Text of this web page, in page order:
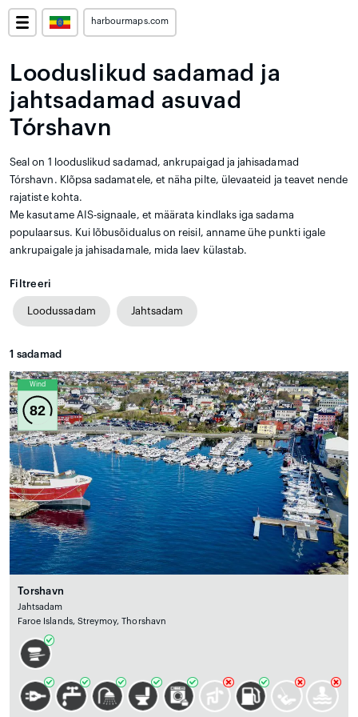
harbourmaps.com
Looduslikud sadamad ja
jahtsadamad asuvad
Tórshavn
Seal on 1 looduslikud sadamad, ankrupaigad ja jahisadamad
Tórshavn. Klõpsa sadamatele, et näha pilte, ülevaateid ja teavet nende
rajatiste kohta.
Me kasutame AIS-signaale, et määrata kindlaks iga sadama
populaarsus. Kui lõbusõidualus on reisil, anname ühe punkti igale
ankrupaigale ja jahisadamale, mida laev külastab.
Filtreeri
Loodussadam Jahtsadam
1 sadamad
Wind
82
Torshavn
Jahtsadam
Faroe Islands, Streymoy, Thorshavn